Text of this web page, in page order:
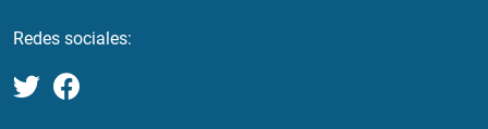
Redes sociales: